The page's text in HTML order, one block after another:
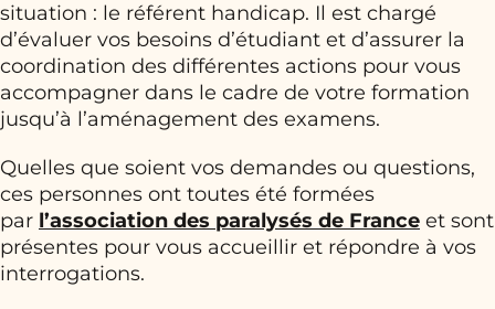
situation : le référent handicap. Il est chargé
d’évaluer vos besoins d’étudiant et d’assurer la
coordination des différentes actions pour vous
accompagner dans le cadre de votre formation
jusqu’à l’aménagement des examens.
Quelles que soient vos demandes ou questions,
ces personnes ont toutes été formées
par l’association des paralysés de France et sont
présentes pour vous accueillir et répondre à vos
interrogations.